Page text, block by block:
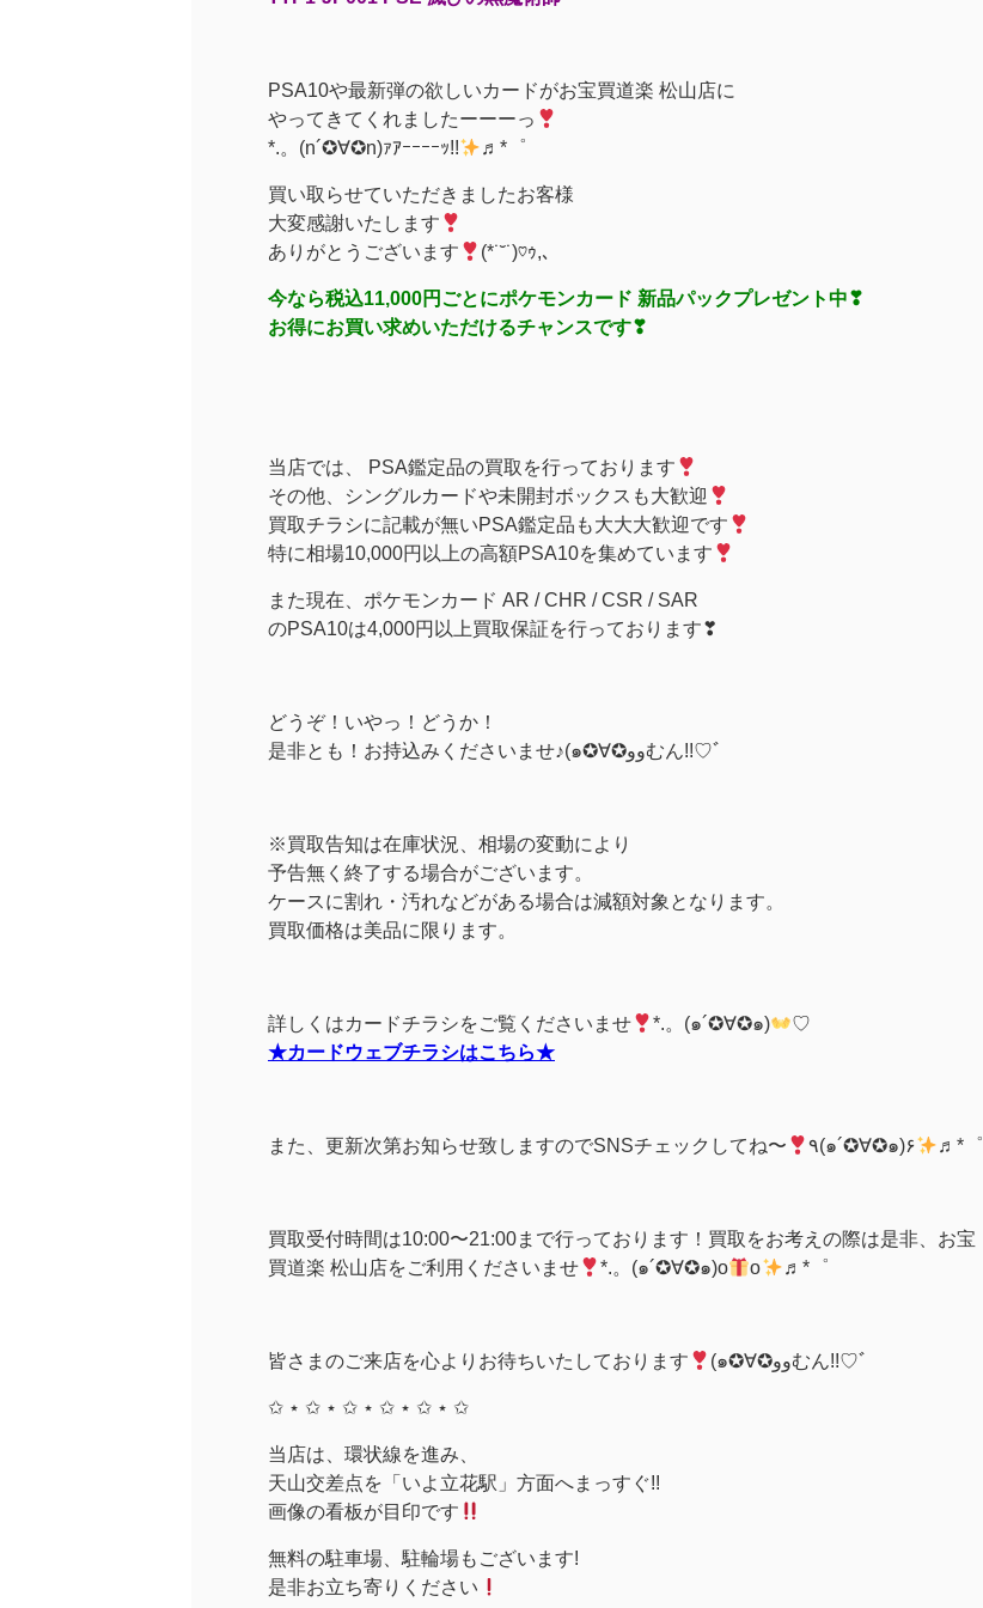
PSA10や最新弾の欲しいカードがお宝買道楽 松山店に
やってきてくれましたーーーっ
*.。(n´✪∀✪n)ｧｱｰｰｰｰｯ!!
♬*゜
買い取らせていただきましたお客様
大変感謝いたします
ありがとうございます
(*˙˘˙)♡ｩ,､
今なら税込11,000円ごとにポケモンカード 新品パックプレゼント中❣
お得にお買い求めいただけるチャンスです❣
当店では、 PSA鑑定品の買取を行っております
その他、シングルカードや未開封ボックスも大歓迎
買取チラシに記載が無いPSA鑑定品も大大大歓迎です
特に相場10,000円以上の高額PSA10を集めています
また現在、ポケモンカード AR / CHR / CSR / SAR
のPSA10は4,000円以上買取保証を行っております❣
どうぞ！いやっ！どうか！
是非とも！お持込みくださいませ♪(๑✪∀✪ووむん!!♡ﾞ
※買取告知は在庫状況、相場の変動により
予告無く終了する場合がございます。
ケースに割れ・汚れなどがある場合は減額対象となります。
買取価格は美品に限ります。
詳しくはカードチラシをご覧くださいませ *.。(๑´✪∀✪๑)
♡
★カードウェブチラシはこちら★
また、更新次第お知らせ致しますのでSNSチェックしてね〜 ٩(๑´✪∀✪๑)۶ ♬*゜
買取受付時間は10:00〜21:00まで行っております！買取をお考えの際は是非、お宝
買道楽 松山店をご利用くださいませ
*.。(๑´✪∀✪๑)o o ♬*゜
皆さまのご来店を心よりお待ちいたしております (๑✪∀✪ووむん!!♡ﾞ
✩ ⋆ ✩ ⋆ ✩ ⋆ ✩ ⋆ ✩ ⋆ ✩
当店は、環状線を進み、
天山交差点を「いよ立花駅」方面へまっすぐ!!
画像の看板が目印です
無料の駐車場、駐輪場もございます!
是非お立ち寄りください